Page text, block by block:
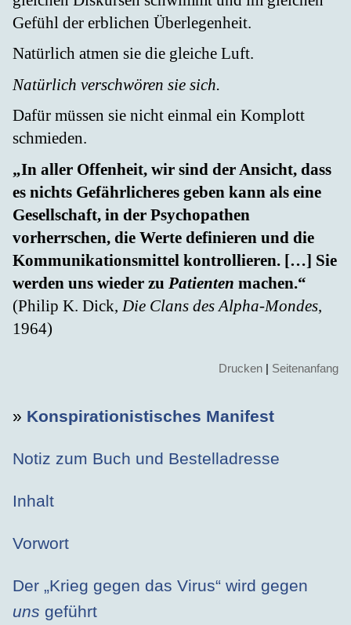
Gefühl der erblichen Überlegenheit.
Natürlich atmen sie die gleiche Luft.
Natürlich verschwören sie sich.
Dafür müssen sie nicht einmal ein Komplott
schmieden.
„In aller Offenheit, wir sind der Ansicht, dass
es nichts Gefährlicheres geben kann als eine
Gesellschaft, in der Psychopathen
vorherrschen, die Werte definieren und die
Kommunikationsmittel kontrollieren. […] Sie
werden uns wieder zu Patienten machen.“
(Philip K. Dick, Die Clans des Alpha-Mondes,
1964)
Drucken | Seitenanfang
» Konspirationistisches Manifest
Notiz zum Buch und Bestelladresse
Inhalt
Vorwort
Der „Krieg gegen das Virus“ wird gegen
uns geführt